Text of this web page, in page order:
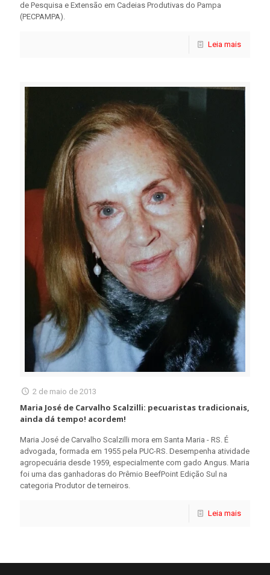
de Pesquisa e Extensão em Cadeias Produtivas do Pampa
(PECPAMPA).
Leia mais
2 de maio de 2013
Maria José de Carvalho Scalzilli: pecuaristas tradicionais,
ainda dá tempo! acordem!
Maria José de Carvalho Scalzilli mora em Santa Maria - RS. É
advogada, formada em 1955 pela PUC-RS. Desempenha atividade
agropecuária desde 1959, especialmente com gado Angus. Maria
foi uma das ganhadoras do Prêmio BeefPoint Edição Sul na
categoria Produtor de terneiros.
Leia mais